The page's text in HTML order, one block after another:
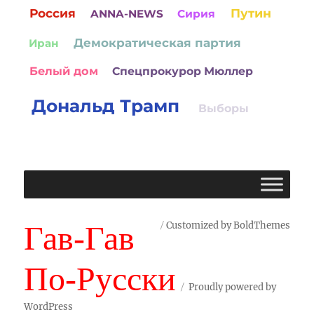
Россия ANNA-NEWS Сирия Путин
Иран Демократическая партия
Белый дом Спецпрокурор Мюллер
Дональд Трамп Выборы
Customized by BoldThemes
Гав-Гав
По-Русски
Proudly powered by
WordPress